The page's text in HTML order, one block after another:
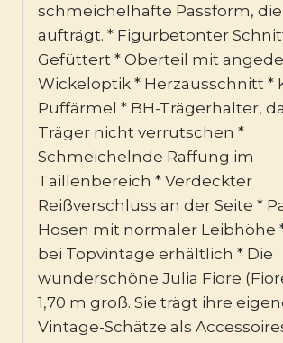
schmeichelhafte Passform,
aufträgt. * Figurbetonter
Gefüttert * Oberteil mit
Wickeloptik * Herzausschnitt *
Puffärmel * BH-Trägerhalter,
Träger nicht verrutschen *
Schmeichelnde Raffung im
Taillenbereich * Verdeckter
Reißverschluss an der Seite *
Hosen mit normaler Leibhöhe
bei Topvintage erhältlich * Die
wunderschöne Julia Fiore
1,70 m groß. Sie trägt ihre
Vintage-Schätze als